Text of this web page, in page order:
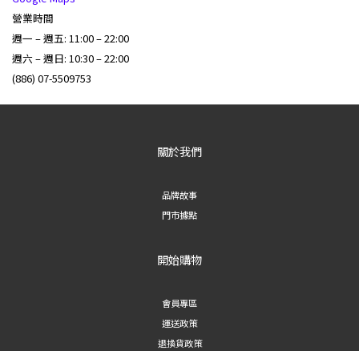
營業時間
週一 – 週五: 11:00 – 22:00
週六 – 週日: 10:30 – 22:00
(886) 07-5509753
關於我們
品牌故事
門市據點
開始購物
會員專區
運送政策
退換貨政策